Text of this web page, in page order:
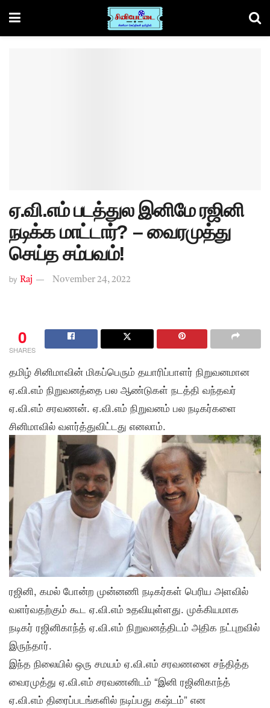
ஏ.வி.எம் படத்துல இனிமே ரஜினி
நடிக்க மாட்டார்? – வைரமுத்து
செய்த சம்பவம்!
by Raj November 24, 2022
0
SHARES
தமிழ் சினிமாவின் மிகப்பெரும் தயாரிப்பாளர் நிறுவனமான
ஏ.வி.எம் நிறுவனத்தை பல ஆண்டுகள் நடத்தி வந்தவர்
ஏ.வி.எம் சரவணன். ஏ.வி.எம் நிறுவனம் பல நடிகர்களை
சினிமாவில் வளர்த்துவிட்டது எனலாம்.
ரஜினி, கமல் போன்ற முன்னணி நடிகர்கள் பெரிய அளவில்
வளர்வதற்கும் கூட ஏ.வி.எம் உதவியுள்ளது. முக்கியமாக
நடிகர் ரஜினிகாந்த் ஏ.வி.எம் நிறுவனத்திடம் அதிக நட்புறவில்
இருந்தார்.
இந்த நிலையில் ஒரு சமயம் ஏ.வி.எம் சரவணனை சந்தித்த
வைரமுத்து ஏ.வி.எம் சரவணனிடம் “இனி ரஜினிகாந்த்
ஏ.வி.எம் திரைப்படங்களில் நடிப்பது கஷ்டம்” என